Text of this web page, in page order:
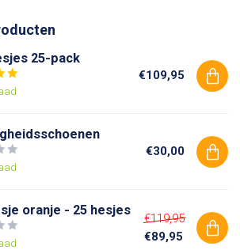
25-pack
€109,95
€30,00
oranje - 25 hesjes
€119,95
€89,95